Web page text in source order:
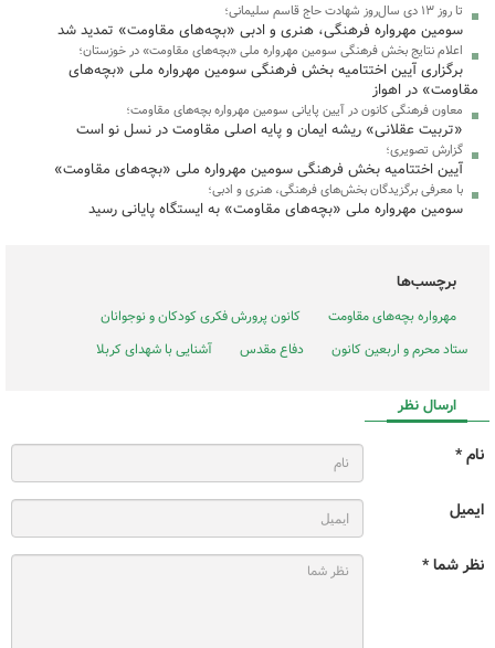
تا روز ۱۳ دی سال‌روز شهادت حاج قاسم سلیمانی؛
سومین مهرواره فرهنگی، هنری و ادبی «بچه‌های مقاومت» تمدید شد
اعلام نتایج بخش فرهنگی سومین مهرواره ملی «بچه‌های مقاومت» در خوزستان؛
برگزاری آیین اختتامیه بخش فرهنگی سومین مهرواره ملی «بچه‌های
مقاومت» در اهواز
معاون فرهنگی کانون در آیین پایانی سومین مهرواره بچه‌های مقاومت؛‌
«تربیت عقلانی» ریشه ایمان و پایه اصلی مقاومت در نسل نو است
گزارش تصویری؛
آیین اختتامیه بخش فرهنگی سومین مهرواره ملی «بچه‌های مقاومت»
با معرفی برگزیدگان بخش‌های فرهنگی، هنری و ادبی؛
سومین مهرواره ملی «بچه‌های مقاومت» به ایستگاه پایانی رسید
برچسب‌ها
مهرواره بچه‌های مقاومت
کانون پرورش فکری کودکان و نوجوانان
ستاد محرم و اربعین کانون
دفاع مقدس آشنایی با شهدای کربلا
ارسال نظر
نام *
ایمیل
نظر شما *